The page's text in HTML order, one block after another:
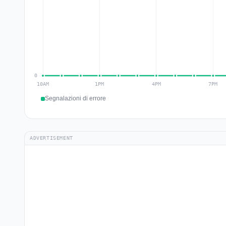
Segnalazioni di errore
ADVERTISEMENT